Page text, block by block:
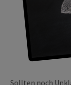
Sollten noch